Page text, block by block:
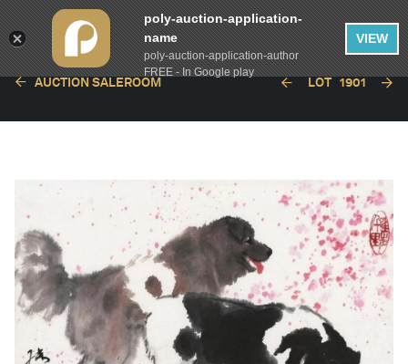
AUCTION SALEROOM LOT 1901
poly-auction-application-
name
poly-auction-application-author
FREE - In Google play
VIEW